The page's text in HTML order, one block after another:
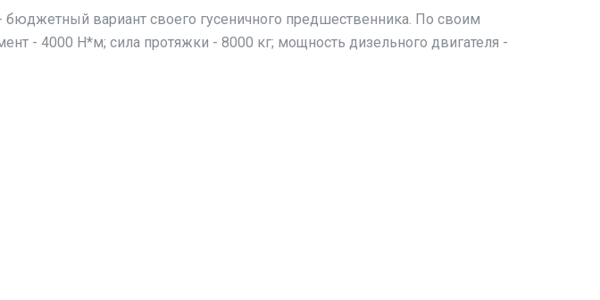
бюджетный вариант своего гусеничного предшественника. По своим
- 4000 Н*м; сила протяжки - 8000 кг; мощность дизельного двигателя -